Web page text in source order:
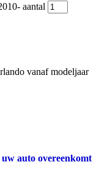
aantal
vanaf modeljaar
auto overeenkomt